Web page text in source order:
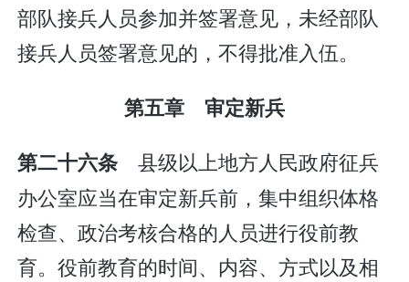
部队接兵人员参加并签署意见，未经部队
接兵人员签署意见的，不得批准入伍。
第五章 审定新兵
第二十六条 县级以上地方人民政府征兵
办公室应当在审定新兵前，集中组织体格
检查、政治考核合格的人员进行役前教
育。役前教育的时间、内容、方式以及相